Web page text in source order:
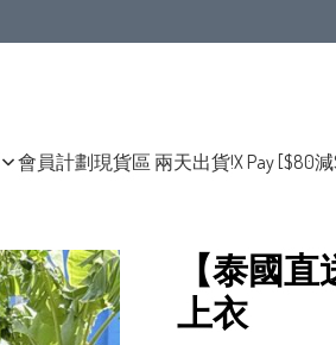
會員計劃現貨區 兩天出貨!X Pay [$80
【泰國
上衣